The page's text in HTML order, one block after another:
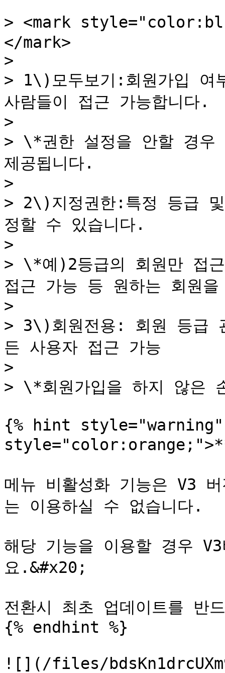
> <mark
</mark>
>
> 1\)모두보기:회원가입 여
사람들이 접근 가능합니다.
>
> \*권한 설정을 안할 경우
제공됩니다.
>
> 2\)지정권한:특정 등급
정할 수 있습니다.
>
> \*예)2등급의 회원만 접
접근 가능 등 원하는 회원
>
> 3\)회원전용: 회원 등급
든 사용자 접근 가능
>
> \*회원가입을 하지 않은
{% hint style="warning"
style="color:orange;">**
메뉴 비활성화 기능은 V3
는 이용하실 수 없습니다.
해당 기능을 이용할 경우
요.&#x20;
전환시 최초 업데이트를 반
{% endhint %}
![](/files/